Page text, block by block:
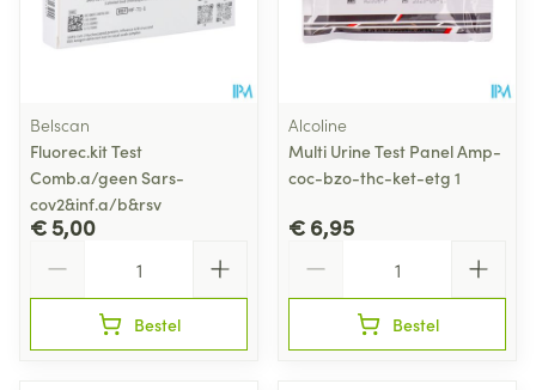
Belscan
Fluorec.kit Test
Comb.a/geen Sars-
cov2&inf.a/b&rsv
€ 5,00
Bestel
Alcoline
Multi Urine Test Panel Amp-
coc-bzo-thc-ket-etg 1
€ 6,95
Bestel